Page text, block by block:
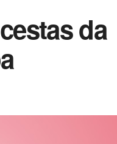
da